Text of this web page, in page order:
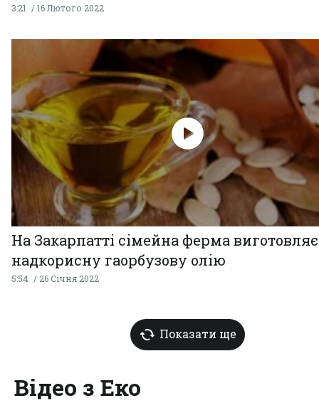
3:21 16 Лютого 2022
На Закарпатті сімейна ферма виготовляє
надкорисну гаорбузову олію
5:54 26 Січня 2022
Показати ще
Відео з Еко